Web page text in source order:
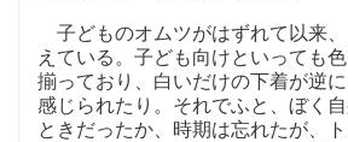
子どものオムツがはずれて以来
えている。子ども向けといっても
揃っており、白いだけの下着が逆
感じられたり。それでふと、ぼく
ときだったか、時期は忘れたが、